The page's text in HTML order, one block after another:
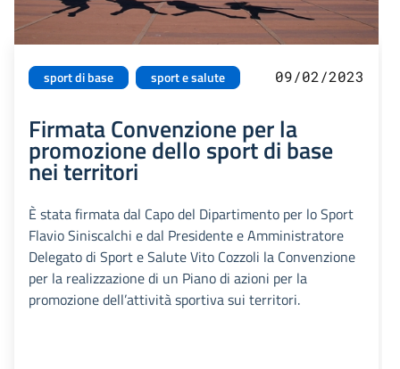
sport di base sport e salute 09/02/2023
Firmata Convenzione per la
promozione dello sport di base
nei territori
È stata firmata dal Capo del Dipartimento per lo Sport
Flavio Siniscalchi e dal Presidente e Amministratore
Delegato di Sport e Salute Vito Cozzoli la Convenzione
per la realizzazione di un Piano di azioni per la
promozione dell’attività sportiva sui territori.